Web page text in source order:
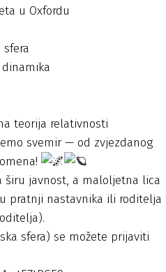
u Oxfordu
sfera
dinamika
teorija relativnosti
svemir — od zvjezdanog
širu javnost, a maloljetna lica
pratnji nastavnika ili roditelja
sfera) se možete prijaviti